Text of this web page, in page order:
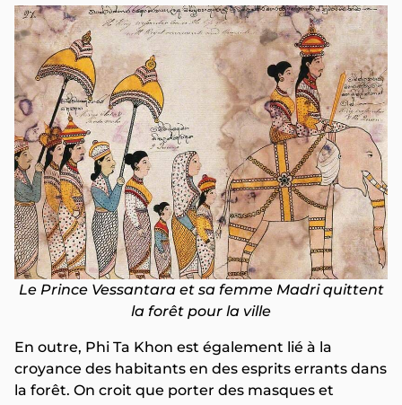
Le Prince Vessantara et sa femme Madri quittent
la forêt pour la ville
En outre, Phi Ta Khon est également lié à la
croyance des habitants en des esprits errants dans
la forêt. On croit que porter des masques et